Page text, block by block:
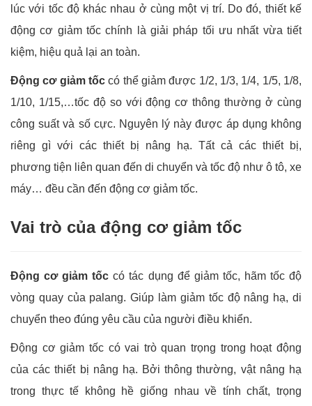
lúc với tốc độ khác nhau ở cùng một vị trí. Do đó, thiết kế
động cơ giảm tốc chính là giải pháp tối ưu nhất vừa tiết
kiệm, hiệu quả lại an toàn.
Động cơ giảm tốc có thể giảm được 1/2, 1/3, 1/4, 1/5, 1/8,
1/10, 1/15,…tốc độ so với động cơ thông thường ở cùng
công suất và số cực. Nguyên lý này được áp dụng không
riêng gì với các thiết bị nâng hạ. Tất cả các thiết bị,
phương tiện liên quan đến di chuyển và tốc độ như ô tô, xe
máy… đều cần đến động cơ giảm tốc.
Vai trò của động cơ giảm tốc
Động cơ giảm tốc có tác dụng để giảm tốc, hãm tốc độ
vòng quay của palang. Giúp làm giảm tốc độ nâng hạ, di
chuyển theo đúng yêu cầu của người điều khiển.
Động cơ giảm tốc có vai trò quan trọng trong hoạt động
của các thiết bị nâng hạ. Bởi thông thường, vật nâng hạ
trong thực tế không hề giống nhau về tính chất, trọng